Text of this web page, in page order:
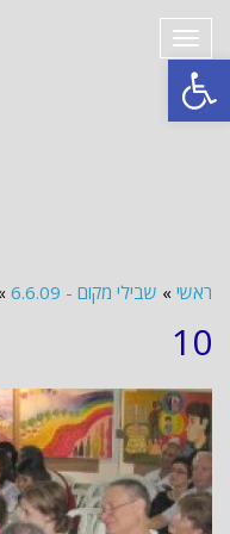
פתח סרגל נגישות
תפריט
ראשי » שבילי מקום - 6.6.09
10